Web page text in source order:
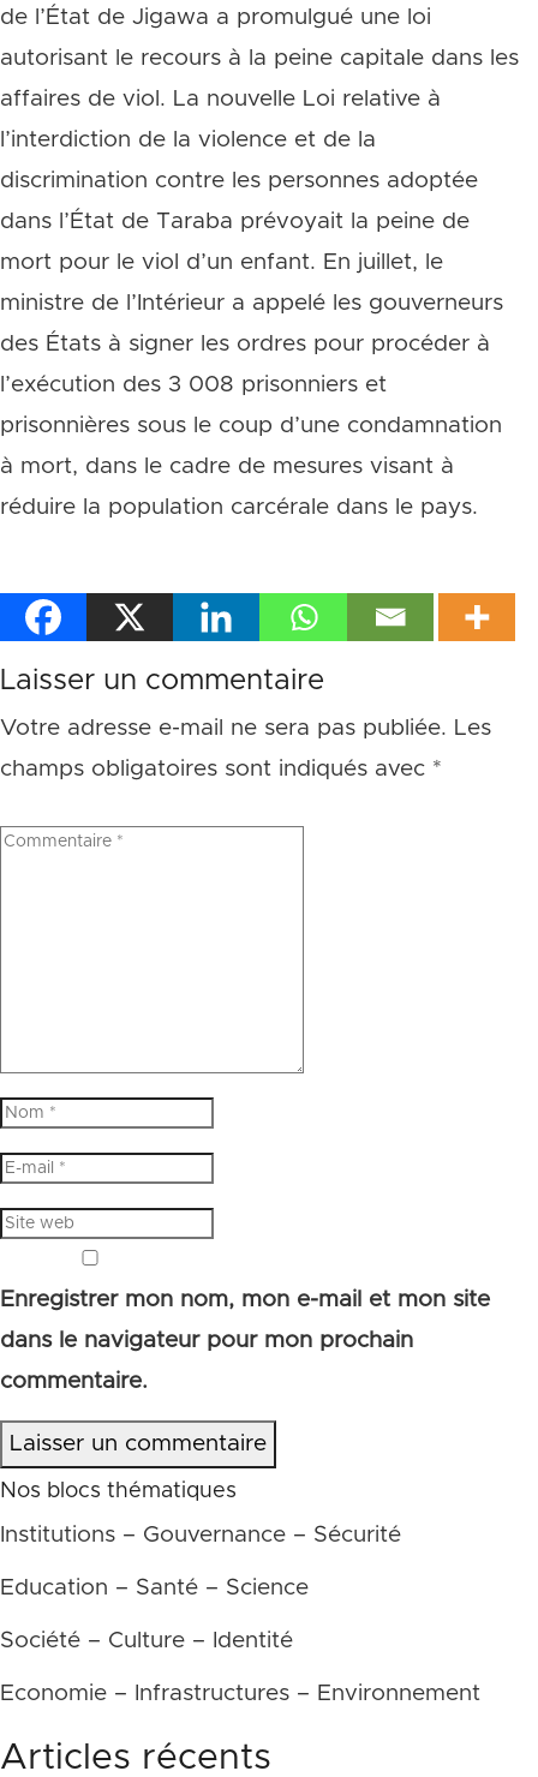
de l’État de Jigawa a promulgué une loi
autorisant le recours à la peine capitale dans les
affaires de viol. La nouvelle Loi relative à
l’interdiction de la violence et de la
discrimination contre les personnes adoptée
dans l’État de Taraba prévoyait la peine de
mort pour le viol d’un enfant. En juillet, le
ministre de l’Intérieur a appelé les gouverneurs
des États à signer les ordres pour procéder à
l’exécution des 3 008 prisonniers et
prisonnières sous le coup d’une condamnation
à mort, dans le cadre de mesures visant à
réduire la population carcérale dans le pays.
Laisser un commentaire
Votre adresse e-mail ne sera pas publiée. Les
champs obligatoires sont indiqués avec *
Enregistrer mon nom, mon e-mail et mon site
dans le navigateur pour mon prochain
commentaire.
Laisser un commentaire
Nos blocs thématiques
Institutions – Gouvernance – Sécurité
Education – Santé – Science
Société – Culture – Identité
Economie – Infrastructures – Environnement
Articles récents